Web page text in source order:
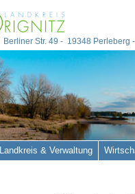
Berliner Str. 49 - 19348
Landkreis & Verwaltung